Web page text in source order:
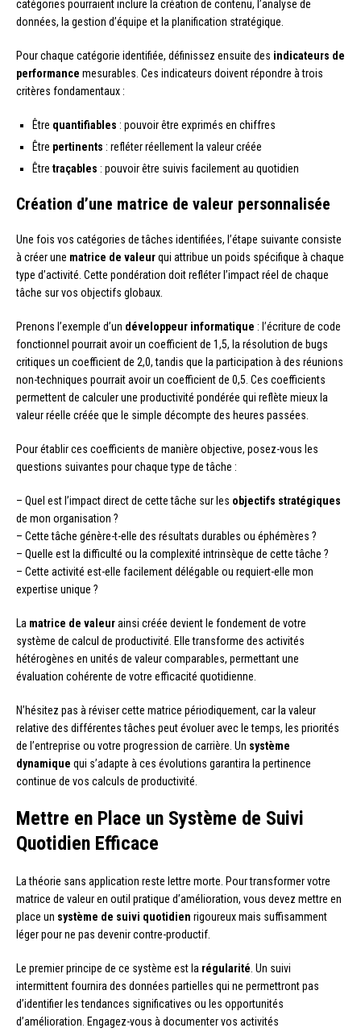
catégories pourraient inclure la création de contenu, l’analyse de
données, la gestion d’équipe et la planification stratégique.
Pour chaque catégorie identifiée, définissez ensuite des indicateurs de
performance mesurables. Ces indicateurs doivent répondre à trois
critères fondamentaux :
Être quantifiables : pouvoir être exprimés en chiffres
Être pertinents : refléter réellement la valeur créée
Être traçables : pouvoir être suivis facilement au quotidien
Création d’une matrice de valeur personnalisée
Une fois vos catégories de tâches identifiées, l’étape suivante consiste
à créer une matrice de valeurqui attribue un poids spécifique à chaque
type d’activité. Cette pondération doit refléter l’impact réel de chaque
tâche sur vos objectifs globaux.
Prenons l’exemple d’un développeur informatique : l’écriture de code
fonctionnel pourrait avoir un coefficient de 1,5, la résolution de bugs
critiques un coefficient de 2,0, tandis que la participation à des réunions
non-techniques pourrait avoir un coefficient de 0,5. Ces coefficients
permettent de calculer une productivité pondérée qui reflète mieux la
valeur réelle créée que le simple décompte des heures passées.
Pour établir ces coefficients de manière objective, posez-vous les
questions suivantes pour chaque type de tâche :
– Quel est l’impact direct de cette tâche sur les objectifs stratégiques
de mon organisation ?
– Cette tâche génère-t-elle des résultats durables ou éphémères ?
– Quelle est la difficulté ou la complexité intrinsèque de cette tâche ?
– Cette activité est-elle facilement délégable ou requiert-elle mon
expertise unique ?
La matrice de valeurainsi créée devient le fondement de votre
système de calcul de productivité. Elle transforme des activités
hétérogènes en unités de valeur comparables, permettant une
évaluation cohérente de votre efficacité quotidienne.
N’hésitez pas à réviser cette matrice périodiquement, car la valeur
relative des différentes tâches peut évoluer avec le temps, les priorités
de l’entreprise ou votre progression de carrière. Un système
dynamique qui s’adapte à ces évolutions garantira la pertinence
continue de vos calculs de productivité.
Mettre en Place un Système de Suivi
Quotidien Efficace
La théorie sans application reste lettre morte. Pour transformer votre
matrice de valeur en outil pratique d’amélioration, vous devez mettre en
place un système de suivi quotidien rigoureux mais suffisamment
léger pour ne pas devenir contre-productif.
Le premier principe de ce système est la régularité . Un suivi
intermittent fournira des données partielles qui ne permettront pas
d’identifier les tendances significatives ou les opportunités
d’amélioration. Engagez-vous à documenter vos activités